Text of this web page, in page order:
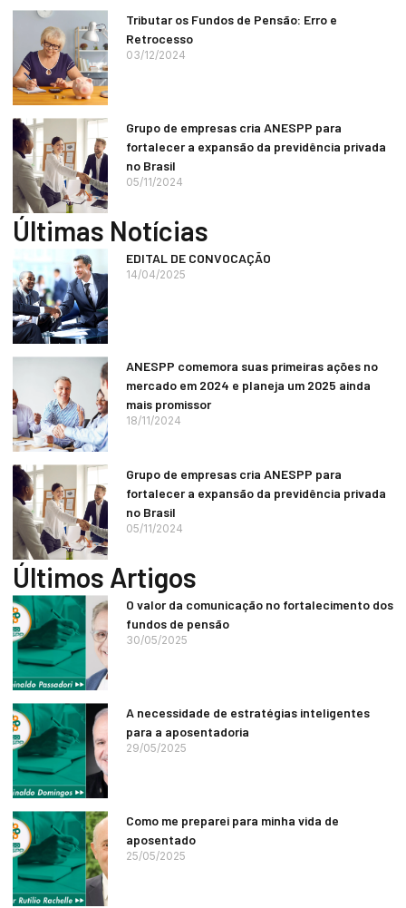
Tributar os Fundos de Pensão: Erro e
Retrocesso
03/12/2024
Grupo de empresas cria ANESPP para
fortalecer a expansão da previdência privada
no Brasil
05/11/2024
Últimas Notícias
EDITAL DE CONVOCAÇÃO
14/04/2025
ANESPP comemora suas primeiras ações no
mercado em 2024 e planeja um 2025 ainda
mais promissor
18/11/2024
Grupo de empresas cria ANESPP para
fortalecer a expansão da previdência privada
no Brasil
05/11/2024
Últimos Artigos
O valor da comunicação no fortalecimento dos
fundos de pensão
30/05/2025
A necessidade de estratégias inteligentes
para a aposentadoria
29/05/2025
Como me preparei para minha vida de
aposentado
25/05/2025